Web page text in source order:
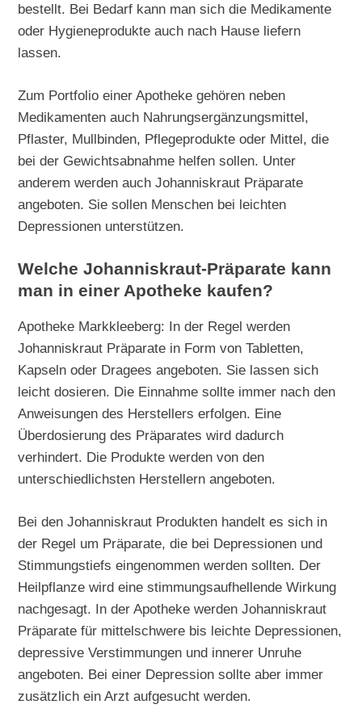
bestellt. Bei Bedarf kann man sich die Medikamente
oder Hygieneprodukte auch nach Hause liefern
lassen.
Zum Portfolio einer Apotheke gehören neben
Medikamenten auch Nahrungsergänzungsmittel,
Pflaster, Mullbinden, Pflegeprodukte oder Mittel, die
bei der Gewichtsabnahme helfen sollen. Unter
anderem werden auch Johanniskraut Präparate
angeboten. Sie sollen Menschen bei leichten
Depressionen unterstützen.
Welche Johanniskraut-Präparate kann
man in einer Apotheke kaufen?
Apotheke Markkleeberg: In der Regel werden
Johanniskraut Präparate in Form von Tabletten,
Kapseln oder Dragees angeboten. Sie lassen sich
leicht dosieren. Die Einnahme sollte immer nach den
Anweisungen des Herstellers erfolgen. Eine
Überdosierung des Präparates wird dadurch
verhindert. Die Produkte werden von den
unterschiedlichsten Herstellern angeboten.
Bei den Johanniskraut Produkten handelt es sich in
der Regel um Präparate, die bei Depressionen und
Stimmungstiefs eingenommen werden sollten. Der
Heilpflanze wird eine stimmungsaufhellende Wirkung
nachgesagt. In der Apotheke werden Johanniskraut
Präparate für mittelschwere bis leichte Depressionen,
depressive Verstimmungen und innerer Unruhe
angeboten. Bei einer Depression sollte aber immer
zusätzlich ein Arzt aufgesucht werden.